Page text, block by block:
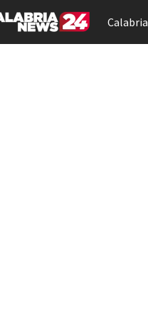
Calabria